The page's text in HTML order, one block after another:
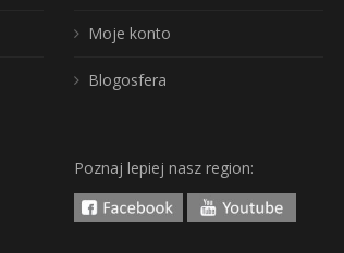
Moje konto
Blogosfera
Poznaj lepiej nasz region: